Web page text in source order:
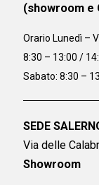
(showroom e
Orario Lunedì –
8:30 – 13:00 /
Sabato: 8:30 –
SEDE
Via delle
Showroom